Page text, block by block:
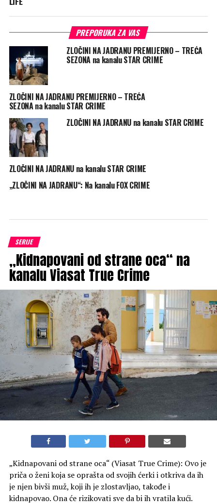
PREPORUKA ZA VAS
ZLOČINI NA JADRANU PREMIJERNO – TREĆA
SEZONA na kanalu STAR CRIME
ZLOČINI NA JADRANU PREMIJERNO – TREĆA
SEZONA na kanalu STAR CRIME
ZLOČINI NA JADRANU na kanalu STAR CRIME
ZLOČINI NA JADRANU na kanalu STAR CRIME
„ZLOČINI NA JADRANU“: Na kanalu FOX CRIME
SERIJE
„Kidnapovani od strane oca“ na
kanalu Viasat True Crime
„Kidnapovani od strane oca“ (Viasat True Crime): Ovo je
priča o ženi koja se oprašta od svojih ćerki i otkriva da ih
je njen bivši muž, koji ih je zlostavljao, takođe i
kidnapovao. Ona će rizikovati sve da bi ih vratila kući.